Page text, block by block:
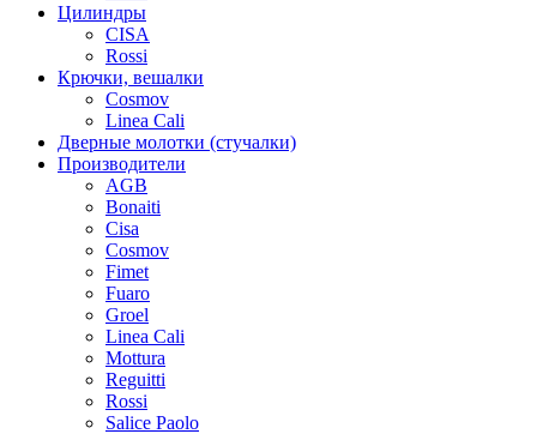
Цилиндры
CISA
Rossi
Крючки, вешалки
Cosmov
Linea Cali
Дверные молотки (стучалки)
Производители
AGB
Bonaiti
Cisa
Cosmov
Fimet
Fuaro
Groel
Linea Cali
Mottura
Reguitti
Rossi
Salice Paolo